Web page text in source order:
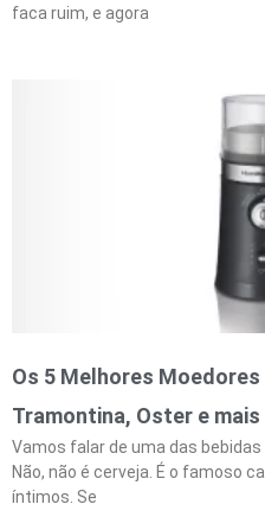
faca ruim, e agora
Os 5 Melhores Moedores
Tramontina, Oster e mais
Vamos falar de uma das bebidas
Não, não é cerveja. É o famoso
íntimos. Se